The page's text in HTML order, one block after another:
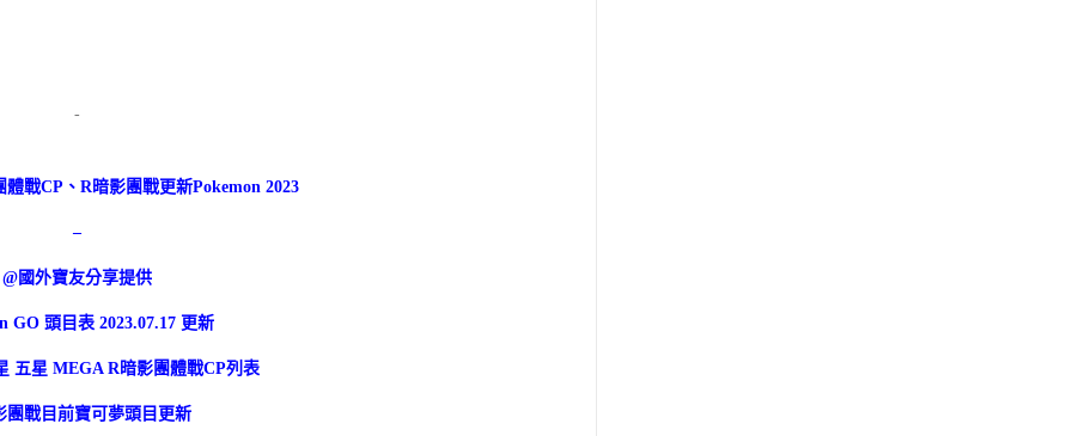
-
體戰CP、R暗影團戰更新Pokemon 2023
–
@國外寶友分享提供
GO 頭目表 2023.07.17 更新
五星 MEGA R暗影團體戰CP列表
團戰目前寶可夢頭目更新